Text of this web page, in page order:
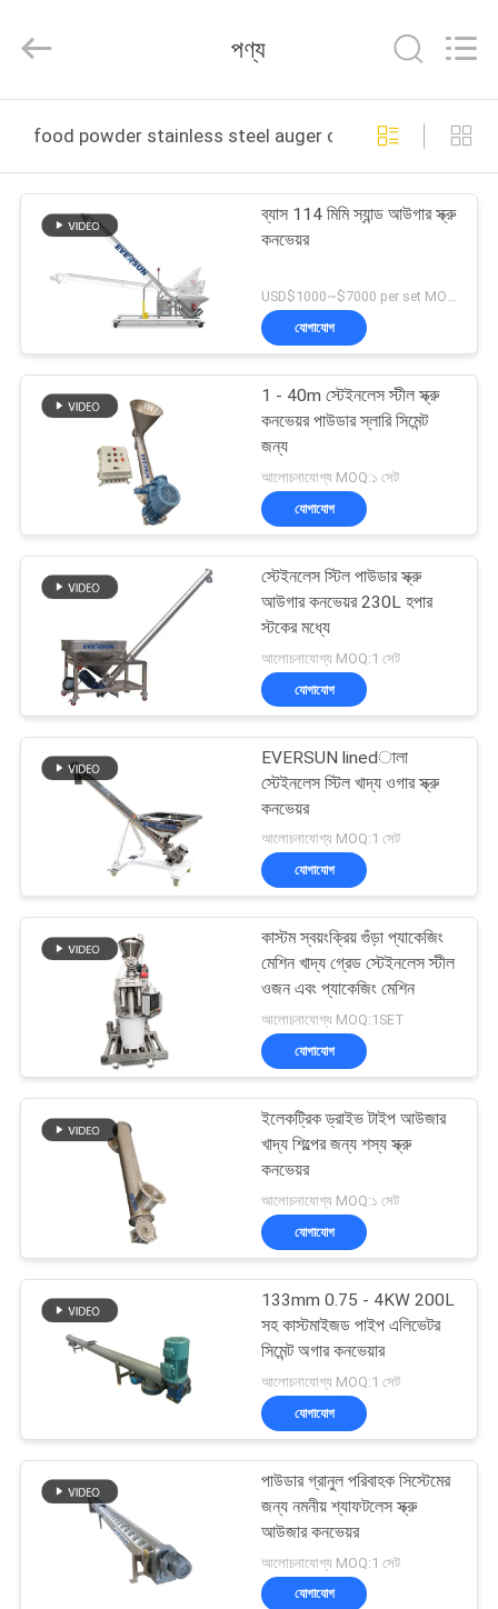
বাড়ি
পণ্য
আমাদের
সম্পর্কে
নিয়ন্ত্রণ
যোগাযোগ
করুন
আবেদন
সাইটম্যাপ
গোপনীয়তা
নীতি
Reserved.
পণ্য
food powder stainless steel auger conveyor অনলাইন
ব্যাস 114 মিমি স্যান্ড আউগার স্ক্রু
কনভেয়র
USD$1000~$7000 per set MOQ:1 সেট
যোগাযোগ
1 - 40m স্টেইনলেস স্টীল স্ক্রু
কনভেয়র পাউডার স্লারি সিমেন্ট
জন্য
আলোচনাযোগ্য MOQ:১ সেট
যোগাযোগ
স্টেইনলেস স্টিল পাউডার স্ক্রু
আউগার কনভেয়র 230L হপার
স্টকের মধ্যে
আলোচনাযোগ্য MOQ:1 সেট
যোগাযোগ
EVERSUN linedালা
স্টেইনলেস স্টিল খাদ্য ওগার স্ক্রু
কনভেয়র
আলোচনাযোগ্য MOQ:1 সেট
যোগাযোগ
কাস্টম স্বয়ংক্রিয় গুঁড়া প্যাকেজিং
মেশিন খাদ্য গ্রেড স্টেইনলেস স্টীল
ওজন এবং প্যাকেজিং মেশিন
আলোচনাযোগ্য MOQ:1SET
যোগাযোগ
ইলেকট্রিক ড্রাইভ টাইপ আউজার
খাদ্য শিল্পের জন্য শস্য স্ক্রু
কনভেয়র
আলোচনাযোগ্য MOQ:১ সেট
যোগাযোগ
133mm 0.75 - 4KW 200L
সহ কাস্টমাইজড পাইপ এলিভেটর
সিমেন্ট অগার কনভেয়ার
আলোচনাযোগ্য MOQ:1 সেট
যোগাযোগ
পাউডার গ্রানুল পরিবাহক সিস্টেমের
জন্য নমনীয় শ্যাফটলেস স্ক্রু
আউজার কনভেয়র
আলোচনাযোগ্য MOQ:1 সেট
যোগাযোগ